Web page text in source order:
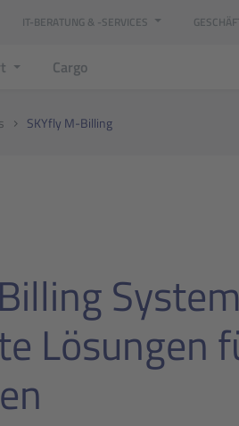
IT-BERATUNG & -SERVICES
Cargo
SKYfly M-Billing
Lösungen